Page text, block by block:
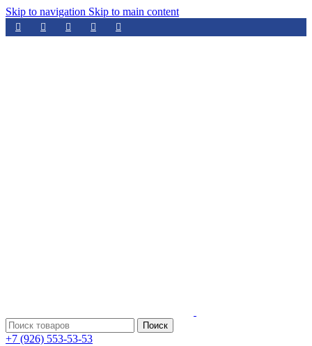
Skip to navigation Skip to main content
Поиск
+7 (926) 553-53-53